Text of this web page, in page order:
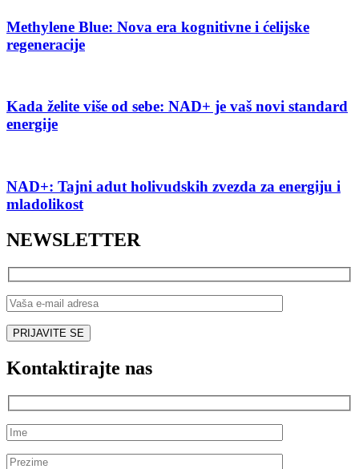
Methylene Blue: Nova era kognitivne i ćelijske
regeneracije
Kada želite više od sebe: NAD+ je vaš novi standard
energije
NAD+: Tajni adut holivudskih zvezda za energiju i
mladolikost
NEWSLETTER
Kontaktirajte nas